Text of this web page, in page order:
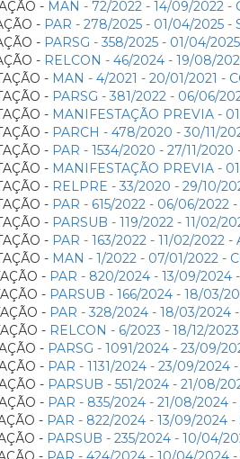
- MAN - 72/2022 - 14/09/2022 -
- PAR - 278/2025 - 01/04/2025 -
- PARSG - 358/2025 - 01/04/
- RELCON - 46/2024 - 19/08/
- MAN - 4/2021 - 20/01/2021 -
- PARSG - 381/2022 - 06/06/
- MANIFESTAÇÃO PREVIA -
- PARCH - 478/2020 - 30/11/
- PAR - 1534/2020 - 27/11/
- MANIFESTAÇÃO PREVIA -
- RELPRE - 33/2020 - 29/10/
- PAR - 615/2022 - 06/06/2022
- PARSUB - 119/2022 - 11/02/
- PAR - 163/2022 - 11/02/2022
- MAN - 1/2022 - 07/01/2022 -
- PAR - 820/2024 - 13/09/2024
- PARSUB - 166/2024 - 18/03/
- PAR - 328/2024 - 18/03/2024
- RELCON - 6/2023 - 18/12/
- PARSG - 1091/2024 - 23/09/
- PAR - 1131/2024 - 23/09/2024
- PARSUB - 551/2024 - 21/08/
- PAR - 835/2024 - 21/08/2024
- PAR - 822/2024 - 13/09/2024 -
- PARSUB - 235/2024 - 10/04/